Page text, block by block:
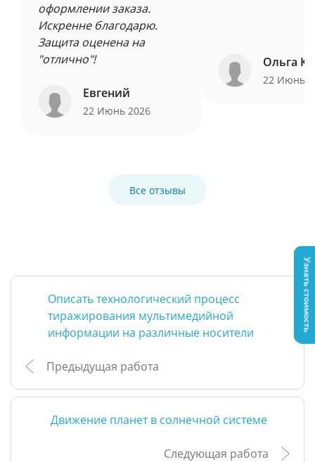
оформлении заказа.
Искренне благодарю.
Защита оценена на
"отлично"!
Евгений
22 Июнь 2026
Ольга
22 Июнь
Все отзывы
Описать технологический процесс
тиражирования мультимедийной
информации на различные носители
Предыдущая работа
Движение планет в солнечной системе
Следующая работа
Узнать стоимость